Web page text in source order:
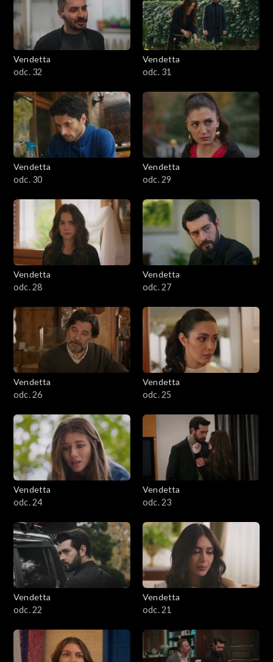
Vendetta
odc. 32
Vendetta
odc. 31
Vendetta
odc. 30
Vendetta
odc. 29
Vendetta
odc. 28
Vendetta
odc. 27
Vendetta
odc. 26
Vendetta
odc. 25
Vendetta
odc. 24
Vendetta
odc. 23
Vendetta
odc. 22
Vendetta
odc. 21